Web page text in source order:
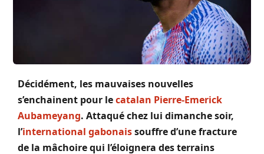
Décidément, les mauvaises nouvelles
s’enchainent pour lecatalan Pierre-Emerick
Aubameyang. Attaqué chez lui dimanche soir,
l’international gabonaissouffre d’une fracture
de la mâchoire qui l’éloignera des terrains